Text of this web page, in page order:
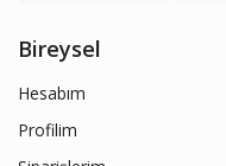
Bireysel
Hesabım
Profilim